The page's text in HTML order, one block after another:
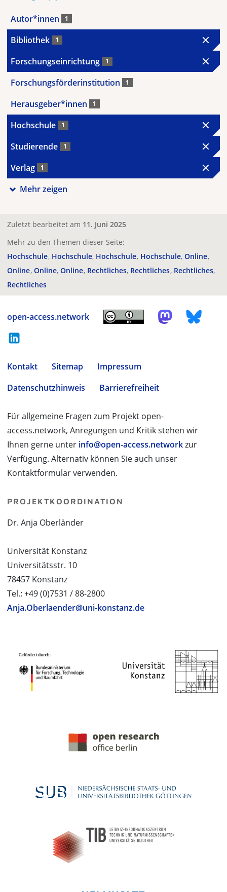
Autor*innen 1
Bibliothek 1
Forschungseinrichtung 1
Forschungsförderinstitution 1
Herausgeber*innen 1
Hochschule 1
Studierende 1
Verlag 1
Mehr zeigen
Zuletzt bearbeitet am 11. Juni 2025
Mehr zu den Themen dieser Seite:
Hochschule Hochschule Hochschule Hochschule Online
Online Online Online Rechtliches Rechtliches Rechtliches
Rechtliches
open-access.network
Kontakt Sitemap
Impressum
Datenschutzhinweis
Barrierefreiheit
Für allgemeine Fragen zum Projekt open-
access.network, Anregungen und Kritik stehen wir
Ihnen gerne unter info@open-access.networkzur
Verfügung. Alternativ können Sie auch unser
Kontaktformular verwenden.
PROJEKTKOORDINATION
Dr. Anja Oberländer
Universität Konstanz
Universitätsstr. 10
78457 Konstanz
Tel.: +49 (0)7531 / 88-2800
Anja.Oberlaender@uni-konstanz.de